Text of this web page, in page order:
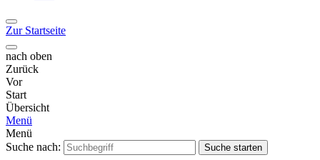
Zur Startseite
nach oben
Zurück
Vor
Start
Übersicht
Menü
Menü
Suche nach:
Suche starten